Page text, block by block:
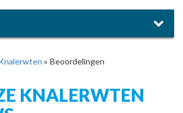
» Beoordelingen
KNALERWTEN